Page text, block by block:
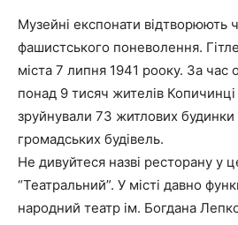
Музейні експонати відтворюють
фашистського поневолення.
міста 7 липня 1941 рооку. За час
понад 9 тисяч жителів Копичинці
зруйнували 73 житлових будинки
громадських будівель.
Не дивуйтеся назві ресторану у
“Театральний”. У місті давно
народний театр ім. Богдана